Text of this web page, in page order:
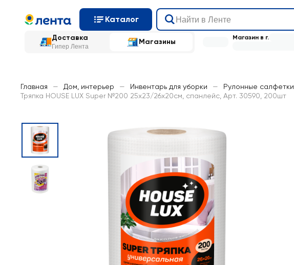
Каталог
Доставка
Гипер Лента
Магазины Магазин в г.
Главная — Дом, интерьер — Инвентарь для уборки — Рулонные салфетки
Тряпка HOUSE LUX Super №200 25x23/26x20см, спанлейс, Арт. 30590, 200шт